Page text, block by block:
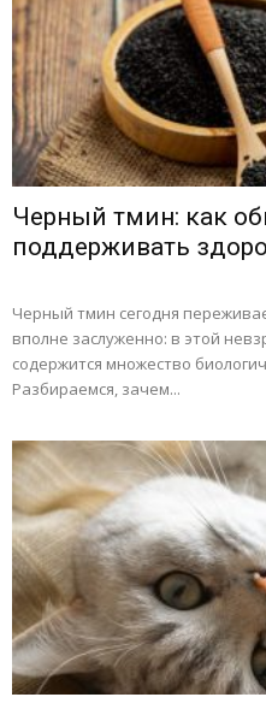
Черный тмин: как
поддерживать
Черный тмин сегодня
вполне заслуженно: в этой
содержится множество
Разбираемся, зачем...